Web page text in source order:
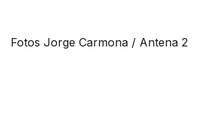
Fotos Jorge Carmona / Antena 2